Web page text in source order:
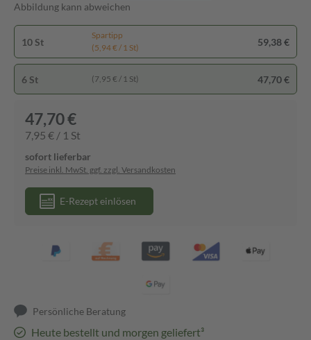
Abbildung kann abweichen
10 St
Spartipp
(5,94 € / 1 St)
59,38 €
6 St (7,95 € / 1 St) 47,70 €
47,70 €
7,95 € / 1 St
sofort lieferbar
Preise inkl. MwSt. ggf. zzgl. Versandkosten
E-Rezept einlösen
Persönliche Beratung
Heute bestellt und morgen geliefert³